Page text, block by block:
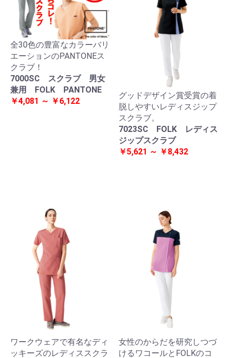
全30色の豊富なカラーバリ
エーションのPANTONEス
クラブ！
7000SC スクラブ 男女
兼用 FOLK PANTONE
￥4,081 ～ ￥6,122
グッドデザイン賞受賞の着
脱しやすいレディスジップ
スクラブ。
7023SC FOLK レディス
ジップスクラブ
￥5,621 ～ ￥8,432
ワークウェアで有名なディ
ッキーズのレディススクラ
女性のからだを研究しつづ
けるワコールとFOLKのコ